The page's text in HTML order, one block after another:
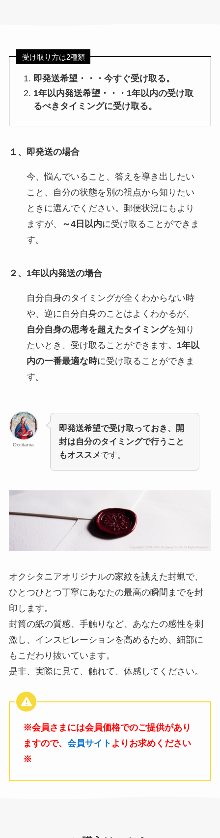
受け取り方は2種類
即発送希望・・・今すぐ受け取る。
1年以内発送希望・・・1年以内の受け取
るべきタイミングに受け取る。
１、即発送の場合
今、悩んでいること、答えを導き出したい
こと、自分の状態を別の視点から知りたい
ときに選んでください。郵便状況にもより
ますが、
～4日以内に受け取ることができま
す。
２、1年以内発送の場合
自分自身のタイミングが全くわからない時
や、逆に自分自身のことはよくわかるが、
自分自身の思考を超えたタイミングを知り
たいとき、受け取ることができます。 1年以
内の一番最適な時に受け取ることができま
す。
Occitania
即発送希望で受け取っておき、開
封は自分のタイミングで行うこと
もオススメです。
オクシタニアオリジナルの家紋を誂えた封蝋で、
ひとつひとつ丁寧にあなたの最高の瞬間までを封
印します。
封筒の紙の質感、手触りなど、あなたの感性を刺
激し、インスピレーションを高めるため、細部に
もこだわり抜いています。
是非、実際に見て、触れて、体感してください。
※会員さまには会員価格でのご提供があり
ますので、 会員サイト よりお求めください
※